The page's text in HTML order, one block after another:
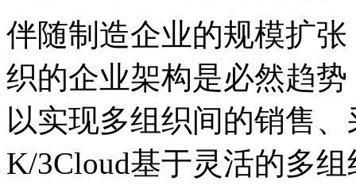
伴随制造企业的规模扩
织的企业架构是必然趋
以实现多组织间的销售
K/3Cloud基于灵活的多